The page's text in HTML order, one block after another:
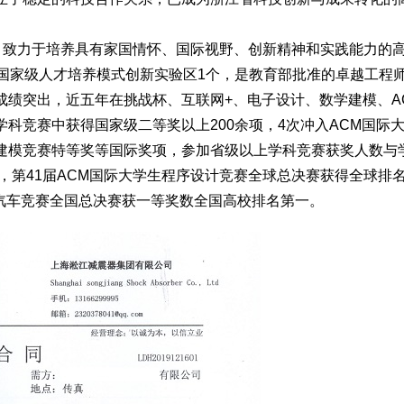
力于培养具有家国情怀、国际视野、创新精神和实践能力的
家级人才培养模式创新实验区1个，是教育部批准的卓越工程
突出，近五年在挑战杯、互联网+、电子设计、数学建模、
竞赛中获得国家级二等奖以上200余项，4次冲入ACM国际
竞赛特等奖等国际奖项，参加省级以上学科竞赛获奖人数与
第41届ACM国际大学生程序设计竞赛全球总决赛获得全球排
竞赛全国总决赛获一等奖数全国高校排名第一。